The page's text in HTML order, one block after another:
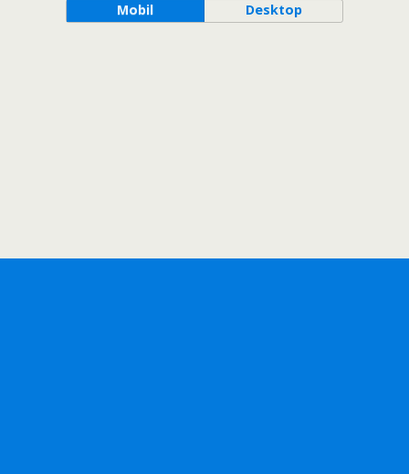
Mobil Desktop